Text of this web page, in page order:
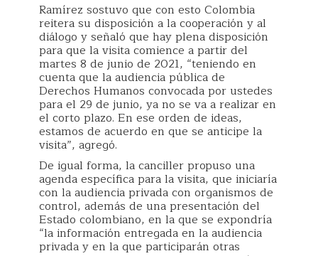
Ramírez sostuvo que con esto Colombia
reitera su disposición a la cooperación y al
diálogo y señaló que hay plena disposición
para que la visita comience a partir del
martes 8 de junio de 2021, “teniendo en
cuenta que la audiencia pública de
Derechos Humanos convocada por ustedes
para el 29 de junio, ya no se va a realizar en
el corto plazo. En ese orden de ideas,
estamos de acuerdo en que se anticipe la
visita”, agregó.
De igual forma, la canciller propuso una
agenda específica para la visita, que iniciaría
con la audiencia privada con organismos de
control, además de una presentación del
Estado colombiano, en la que se expondría
“la información entregada en la audiencia
privada y en la que participarán otras